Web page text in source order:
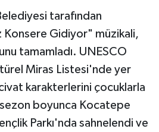
tarafından
Konsere Gidiyor" müzikali,
tamamladı. UNESCO
Miras Listesi'nde yer
karakterlerini çocuklarla
boyunca Kocatepe
Parkı'nda sahnelendi ve